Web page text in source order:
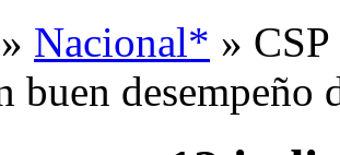
» Nacional* »
buen desempeño